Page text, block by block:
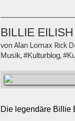
BILLIE
von Alan Lomax Rick
Musik,#Kulturblog,
Die legendäre Billie